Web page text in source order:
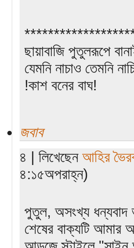
ছায়াবাজি পুতুলরূপে
যেমনি নাচাও তেমনি
!কাশ বনের বাঘ!
জবাব
৪ | লিখেছেন আহির
৪:১৫অপরাহ্ন)
পুতুল, অসংখ্য ধন্যবাদ
শেষের বাক্যটি আমার